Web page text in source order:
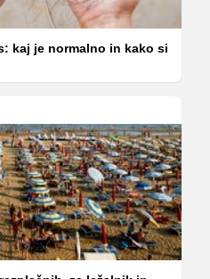
kaj je normalno in kako si